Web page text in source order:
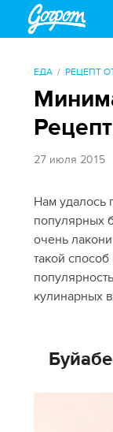
ЕДА РЕЦЕПТ
27 июля 2015
Нам удалось
популярных
очень
такой
кулинарных